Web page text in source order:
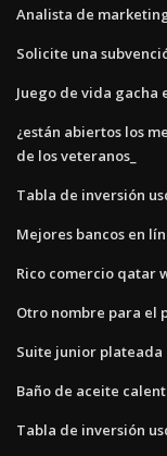
Analista de
Solicite una
Juego de vida gacha
¿están abiertos los
de los veteranos_
Tabla de inversión
Mejores bancos en
Rico comercio qatar
Otro nombre para el
Suite junior plateada
Baño de aceite
Tabla de inversión